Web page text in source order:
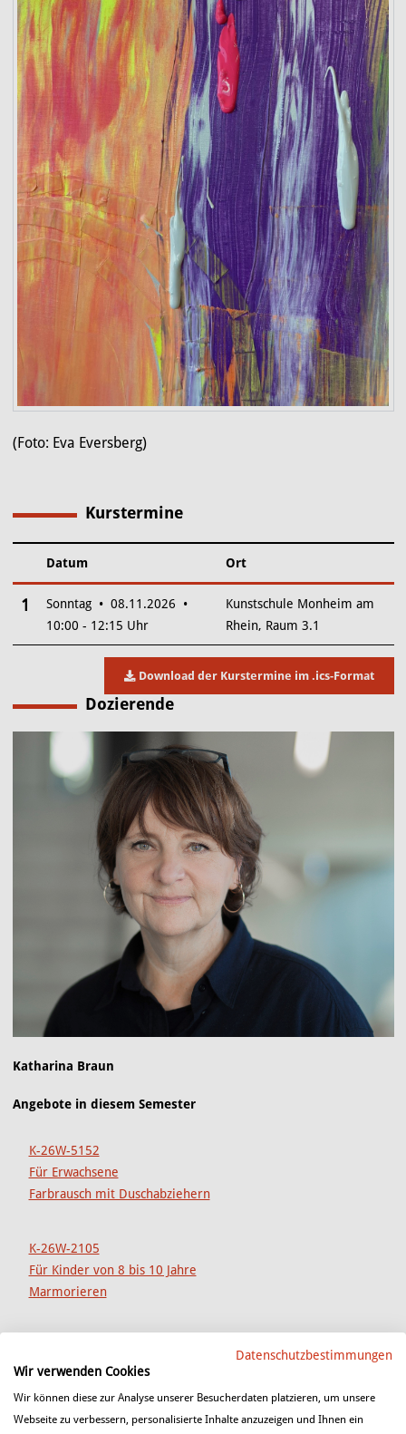
(Foto: Eva Eversberg)
Kurstermine
Insgesamt gibt es 1 Termine zum diesen Kurs
–
Datum Ort
1
Sonntag • 08.11.2026 •
10:00 - 12:15 Uhr
Kunstschule Monheim am
Rhein, Raum 3.1
Download der Kurstermine im .ics-Format
Dozierende
Katharina Braun
Angebote in diesem Semester
K-26W-5152
Für Erwachsene
Farbrausch mit Duschabziehern
K-26W-2105
Für Kinder von 8 bis 10 Jahre
Marmorieren
Für Kinder von 8 bis 10 Jahre
Duschabzieher
Datenschutzbestimmungen
Wir verwenden Cookies
Wir können diese zur Analyse unserer Besucherdaten platzieren, um unsere
Webseite zu verbessern, personalisierte Inhalte anzuzeigen und Ihnen ein